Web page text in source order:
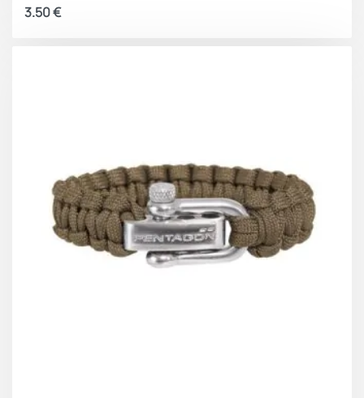
3.50€